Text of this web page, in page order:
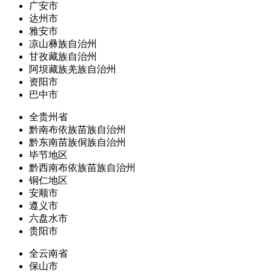
广安市
达州市
雅安市
凉山彝族自治州
甘孜藏族自治州
阿坝藏族羌族自治州
资阳市
巴中市
全贵州省
黔南布依族苗族自治州
黔东南苗族侗族自治州
毕节地区
黔西南布依族苗族自治州
铜仁地区
安顺市
遵义市
六盘水市
贵阳市
全云南省
保山市